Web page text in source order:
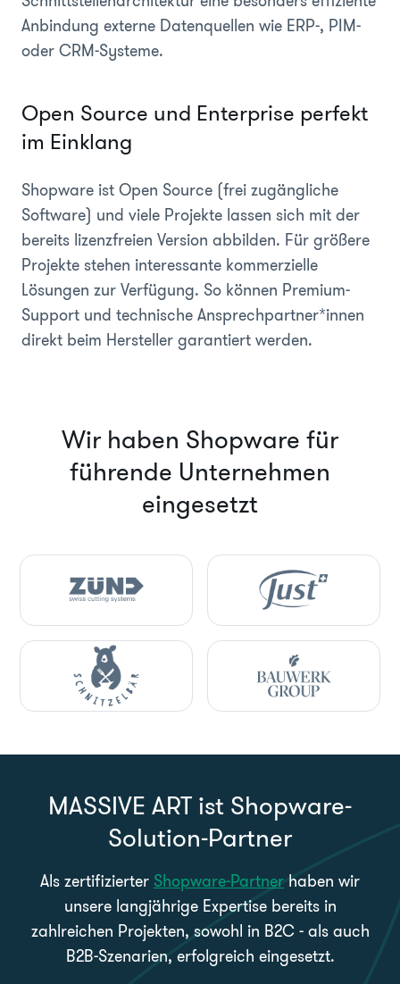
Anbindung externe Datenquellen wie ERP-, PIM-
oder CRM-Systeme.
Open Source und Enterprise perfekt
im Einklang
Shopware ist Open Source (frei zugängliche
Software) und viele Projekte lassen sich mit der
bereits lizenzfreien Version abbilden. Für größere
Projekte stehen interessante kommerzielle
Lösungen zur Verfügung. So können Premium-
Support und technische Ansprechpartner*innen
direkt beim Hersteller garantiert werden.
Wir haben Shopware für
führende Unternehmen
eingesetzt
MASSIVE ART ist Shopware-
Solution-Partner
Als zertifizierter Shopware-Partner haben wir
unsere langjährige Expertise bereits in
zahlreichen Projekten, sowohl in B2C - als auch
B2B-Szenarien, erfolgreich eingesetzt.